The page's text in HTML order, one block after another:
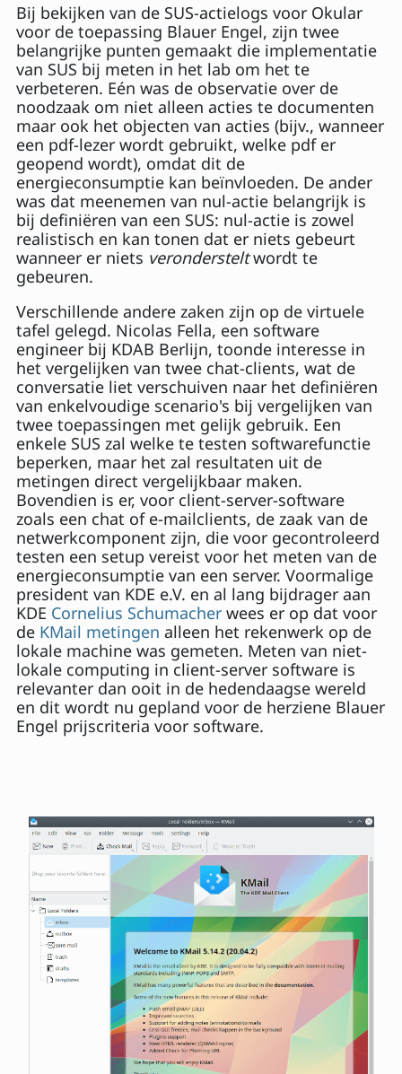
Bij bekijken van de SUS-actielogs voor Okular
voor de toepassing Blauer Engel, zijn twee
belangrijke punten gemaakt die implementatie
van SUS bij meten in het lab om het te
verbeteren. Eén was de observatie over de
noodzaak om niet alleen acties te documenten
maar ook het objecten van acties (bijv., wanneer
een pdf-lezer wordt gebruikt, welke pdf er
geopend wordt), omdat dit de
energieconsumptie kan beïnvloeden. De ander
was dat meenemen van nul-actie belangrijk is
bij definiëren van een SUS: nul-actie is zowel
realistisch en kan tonen dat er niets gebeurt
wanneer er niets verondersteltwordt te
gebeuren.
Verschillende andere zaken zijn op de virtuele
tafel gelegd. Nicolas Fella, een software
engineer bij KDAB Berlijn, toonde interesse in
het vergelijken van twee chat-clients, wat de
conversatie liet verschuiven naar het definiëren
van enkelvoudige scenario's bij vergelijken van
twee toepassingen met gelijk gebruik. Een
enkele SUS zal welke te testen softwarefunctie
beperken, maar het zal resultaten uit de
metingen direct vergelijkbaar maken.
Bovendien is er, voor client-server-software
zoals een chat of e-mailclients, de zaak van de
netwerkcomponent zijn, die voor gecontroleerd
testen een setup vereist voor het meten van de
energieconsumptie van een server. Voormalige
president van KDE e.V. en al lang bijdrager aan
KDE Cornelius Schumacher wees er op dat voor
de KMail metingen alleen het rekenwerk op de
lokale machine was gemeten. Meten van niet-
lokale computing in client-server software is
relevanter dan ooit in de hedendaagse wereld
en dit wordt nu gepland voor de herziene Blauer
Engel prijscriteria voor software.